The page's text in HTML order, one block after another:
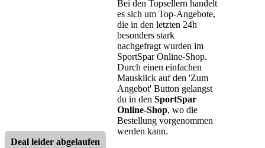
Bei den Topsellern handelt
es sich um Top-Angebote,
die in den letzten 24h
besonders stark
nachgefragt wurden im
SportSpar Online-Shop.
Durch einen einfachen
Mausklick auf den 'Zum
Angebot' Button gelangst
du in den SportSpar
Online-Shop, wo die
Bestellung vorgenommen
werden kann.
Deal leider abgelaufen